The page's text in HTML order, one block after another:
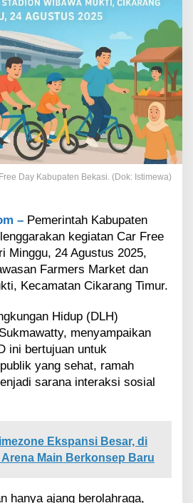
Day Kabupaten Bekasi. (Dok: Istimewa)
– Pemerintah Kabupaten
kegiatan Car Free
Minggu, 24 Agustus 2025,
Farmers Market dan
Kecamatan Cikarang Timur.
Hidup (DLH)
menyampaikan
ini bertujuan untuk
yang sehat, ramah
sarana interaksi sosial
Ekspansi Besar, di
Main Berkonsep Baru
hanya ajang berolahraga,